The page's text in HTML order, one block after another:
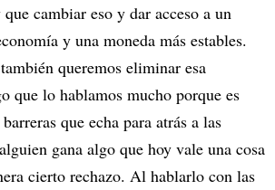
cambiar eso y dar acceso a un
y una moneda más estables.
queremos eliminar esa
que lo hablamos mucho porque es
que echa para atrás a las
gana algo que hoy vale una cosa
cierto rechazo. Al hablarlo con las